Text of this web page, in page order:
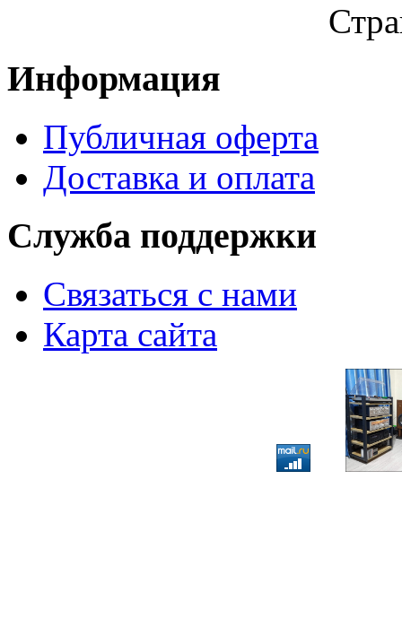
Информация
Публичная оферта
Доставка и оплата
Служба поддержки
Связаться с нами
Карта сайта